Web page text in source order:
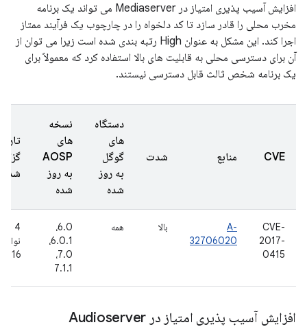
افزایش آسیب پذیری امتیاز در Mediaserver می تواند یک برنامه
مخرب محلی را قادر سازد تا کد دلخواه را در چارچوب یک فرآیند ممتاز
اجرا کند. این مشکل به عنوان High رتبه بندی شده است زیرا می توان از
آن برای دسترسی محلی به قابلیت های بالا استفاده کرد که معمولاً برای
یک برنامه شخص ثالث قابل دسترسی نیستند.
CVE منابع شدت
دستگاه
های
گوگل
به روز
شده
نسخه
های
AOSP
به روز
شده
شده
CVE-
2017-
0415
A-
32706020
بالا همه
6.0،
6.0.1،
7.0،
7.1.1
4
نوامبر
2016
افزایش آسیب پذیری امتیاز در Audioserver